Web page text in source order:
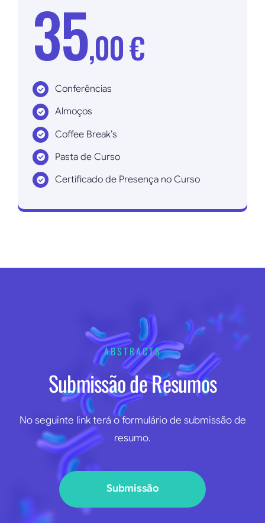
35,00 €
Conferências
Almoços
Coffee Break’s
Pasta de Curso
Certificado de Presença no Curso
ABSTRACTS
Submissão de Resumos
No seguinte link terá o formulário de submissão de
resumo.
Submissão